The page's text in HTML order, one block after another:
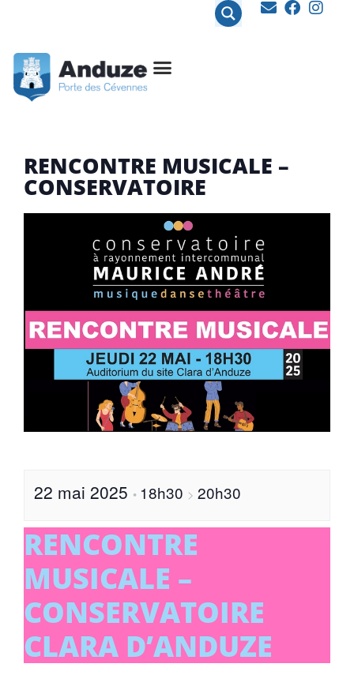
RENCONTRE MUSICALE –
CONSERVATOIRE
22 mai 2025 • 18h30 > 20h30
RENCONTRE
MUSICALE –
CONSERVATOIRE
CLARA D’ANDUZE